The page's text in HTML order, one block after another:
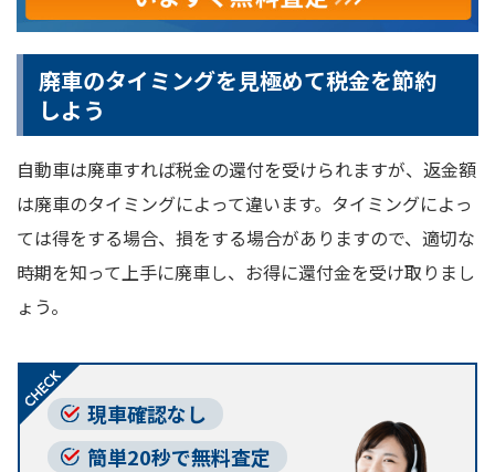
廃車のタイミングを見極めて税金を節約
しよう
自動車は廃車すれば税金の還付を受けられますが、返金額
は廃車のタイミングによって違います。タイミングによっ
ては得をする場合、損をする場合がありますので、適切な
時期を知って上手に廃車し、お得に還付金を受け取りまし
ょう。
現車確認なし
簡単20秒で無料査定